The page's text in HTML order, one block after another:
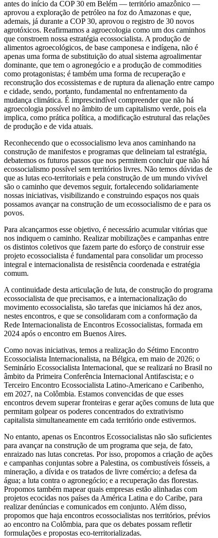
antes do início da COP 30 em Belém — território amazônico —
aprovou a exploração de petróleo na foz do Amazonas e que,
ademais, já durante a COP 30, aprovou o registro de 30 novos
agrotóxicos. Reafirmamos a agroecologia como um dos caminhos
que constroem nossa estratégia ecossocialista. A produção de
alimentos agroecológicos, de base camponesa e indígena, não é
apenas uma forma de substituição do atual sistema agroalimentar
dominante, que tem o agronegócio e a produção de commodities
como protagonistas; é também uma forma de recuperação e
reconstrução dos ecossistemas e de ruptura da alienação entre campo
e cidade, sendo, portanto, fundamental no enfrentamento da
mudança climática. É imprescindível compreender que não há
agroecologia possível no âmbito de um capitalismo verde, pois ela
implica, como prática política, a modificação estrutural das relações
de produção e de vida atuais.
Reconhecendo que o ecossocialismo leva anos caminhando na
construção de manifestos e programas que delineiam tal estratégia,
debatemos os futuros passos que nos permitem concluir que não há
ecossocialismo possível sem territórios livres. Não temos dúvidas de
que as lutas eco-territoriais e pela construção de um mundo vivível
são o caminho que devemos seguir, fortalecendo solidariamente
nossas iniciativas, visibilizando e construindo espaços nos quais
possamos avançar na construção de um ecossocialismo de e para os
povos.
Para alcançarmos esse objetivo, é necessário acumular vitórias que
nos indiquem o caminho. Realizar mobilizações e campanhas entre
os distintos coletivos que fazem parte do esforço de construir esse
projeto ecossocialista é fundamental para consolidar um processo
integral e internacionalista de resistência coordenada e estratégia
comum.
A continuidade desta articulação de luta, de construção do programa
ecossocialista de que precisamos, e a internacionalização do
movimento ecossocialista, são tarefas que iniciamos há dez anos,
nestes encontros, e que se consolidaram com a conformação da
Rede Internacionalista de Encontros Ecossocialistas, formada em
2024 após o encontro em Buenos Aires.
Como novas iniciativas, temos a realização do Sétimo Encontro
Ecossocialista Internacionalista, na Bélgica, em maio de 2026; o
Seminário Ecossocialista Internacional, que se realizará no Brasil no
âmbito da Primeira Conferência Internacional Antifascista; e o
Terceiro Encontro Ecossocialista Latino-Americano e Caribenho,
em 2027, na Colômbia. Estamos convencidas de que esses
encontros devem superar fronteiras e gerar ações comuns de luta que
permitam golpear os poderes concentrados do extrativismo
capitalista simultaneamente em cada território onde estivermos.
No entanto, apenas os Encontros Ecossocialistas não são suficientes
para avançar na construção de um programa que seja, de fato,
enraizado nas lutas concretas. Por isso, propomos a criação de ações
e campanhas conjuntas sobre a Palestina, os combustíveis fósseis, a
mineração, a dívida e os tratados de livre comércio; a defesa da
água; a luta contra o agronegócio; e a recuperação das florestas.
Propomos também mapear quais empresas estão alinhadas com
projetos ecocidas nos países da América Latina e do Caribe, para
realizar denúncias e comunicados em conjunto. Além disso,
propomos que haja encontros ecossocialistas nos territórios, prévios
ao encontro na Colômbia, para que os debates possam refletir
formulações e propostas eco-territorializadas.